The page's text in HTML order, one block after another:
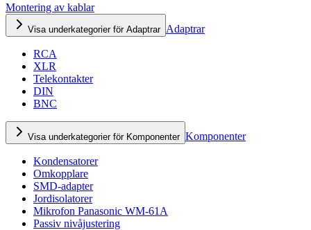
Montering av kablar
Visa underkategorier för Adaptrar Adaptrar
RCA
XLR
Telekontakter
DIN
BNC
Visa underkategorier för Komponenter Komponenter
Kondensatorer
Omkopplare
SMD-adapter
Jordisolatorer
Mikrofon Panasonic WM-61A
Passiv nivåjustering